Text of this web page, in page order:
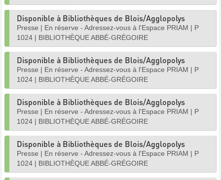
Disponible à Bibliothèques de Blois/Agglopolys
Presse | En réserve - Adressez-vous à l'Espace PRIAM | P
1024 | BIBLIOTHÈQUE ABBÉ-GRÉGOIRE
Disponible à Bibliothèques de Blois/Agglopolys
Presse | En réserve - Adressez-vous à l'Espace PRIAM | P
1024 | BIBLIOTHÈQUE ABBÉ-GRÉGOIRE
Disponible à Bibliothèques de Blois/Agglopolys
Presse | En réserve - Adressez-vous à l'Espace PRIAM | P
1024 | BIBLIOTHÈQUE ABBÉ-GRÉGOIRE
Disponible à Bibliothèques de Blois/Agglopolys
Presse | En réserve - Adressez-vous à l'Espace PRIAM | P
1024 | BIBLIOTHÈQUE ABBÉ-GRÉGOIRE